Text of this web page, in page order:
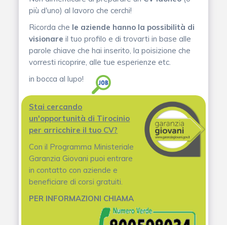
più d'uno) al lavoro che cerchi!
Ricorda che le aziende hanno la possibilità di
visionare il tuo profilo e di trovarti in base alle
parole chiave che hai inserito, la poisizione che
vorresti ricoprire, alle tue esperienze etc.
in bocca al lupo!
Stai cercando
un'opportunità di Tirocinio
per arricchire il tuo CV?
Con il Programma Ministeriale
Garanzia Giovani puoi entrare
in contatto con aziende e
beneficiare di corsi gratuiti.
PER INFORMAZIONI CHIAMA